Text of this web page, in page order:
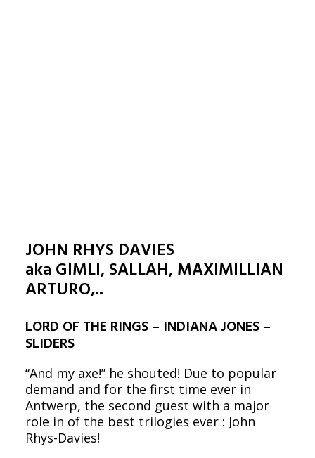
JOHN RHYS DAVIES
aka GIMLI, SALLAH, MAXIMILLIAN
ARTURO,..
LORD OF THE RINGS – INDIANA JONES –
SLIDERS
“And my axe!” he shouted! Due to popular
demand and for the first time ever in
Antwerp, the second guest with a major
role in of the best trilogies ever : John
Rhys-Davies!